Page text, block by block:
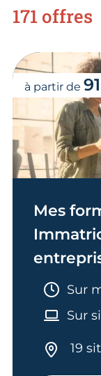
171 offres
Mes
Sur
Sur
19
à partir de